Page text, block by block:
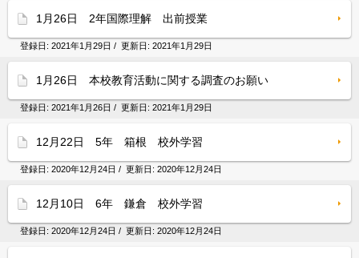
1月26日 2年国際理解 出前授業
登録日: 2021年1月29日 / 更新日: 2021年1月29日
1月26日 本校教育活動に関する調査のお願い
登録日: 2021年1月26日 / 更新日: 2021年1月29日
12月22日 5年 箱根 校外学習
登録日: 2020年12月24日 / 更新日: 2020年12月24日
12月10日 6年 鎌倉 校外学習
登録日: 2020年12月24日 / 更新日: 2020年12月24日